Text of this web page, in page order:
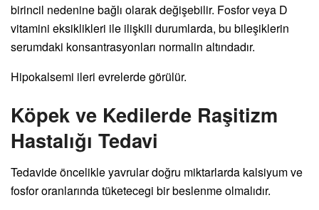
birincil nedenine bağlı olarak değişebilir. Fosfor veya D
vitamini eksiklikleri ile ilişkili durumlarda, bu bileşiklerin
serumdaki konsantrasyonları normalin altındadır.
Hipokalsemi ileri evrelerde görülür.
Köpek ve Kedilerde Raşitizm
Hastalığı Tedavi
Tedavide öncelikle yavrular doğru miktarlarda kalsiyum ve
fosfor oranlarında tüketecegi bir beslenme olmalıdır.